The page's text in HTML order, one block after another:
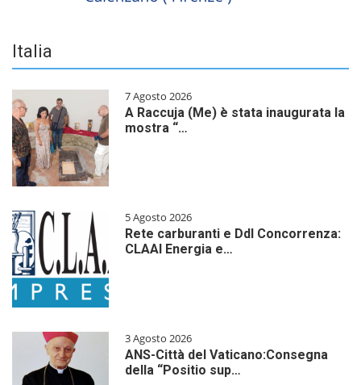
Italia
7 Agosto 2026
A Raccuja (Me) è stata inaugurata la
mostra “…
5 Agosto 2026
Rete carburanti e Ddl Concorrenza:
CLAAI Energia e…
3 Agosto 2026
ANS-Città del Vaticano:Consegna
della “Positio sup…